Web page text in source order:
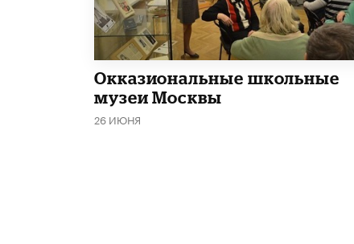
​Окказиональные школьные
музеи Москвы
26 ИЮНЯ